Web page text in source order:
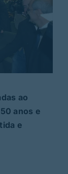
ao
anos e
e